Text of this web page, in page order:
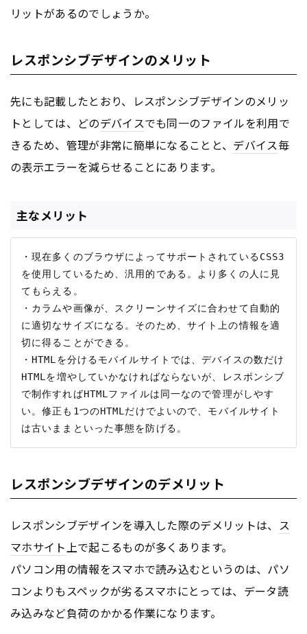
リットがあるのでしょうか。
レスポンシブデザインのメリット
先にも記載したとおり、レスポンシブデザインのメリッ
トとしては、どのデバイスでも同一のファイルを利用で
きるため、管理が非常に簡単になることと、 デバイス毎
の表示エラーを減らせることにあります。
主なメリット
・現在多くのブラウザによってサポートされているCSS3
を使用しているため、汎用的である。より多くの人に見
てもらえる。
・カラムや画像が、スクリーンサイズに合わせて自動的
に適切なサイズになる。そのため、サイト上の情報を適
切に得ることができる。
・HTMLを分けるモバイルサイトでは、デバイスの数だけ
HTMLを増やしていかなければならないが、レスポンシブ
で制作すればHTMLファイルは同一なので管理がしやす
い。修正も1つのHTMLだけでよいので、モバイルサイト
レスポンシブデザインのデメリット
レスポンシブデザインを導入した際のデメリットは、 ス
マホサイト上で起こるものが多くあります。
パソコン用の情報をスマホで読み込むというのは、パソ
コンよりもスペックが劣るスマホにとっては、データ読
み込みなど負荷のかかる作業になります。